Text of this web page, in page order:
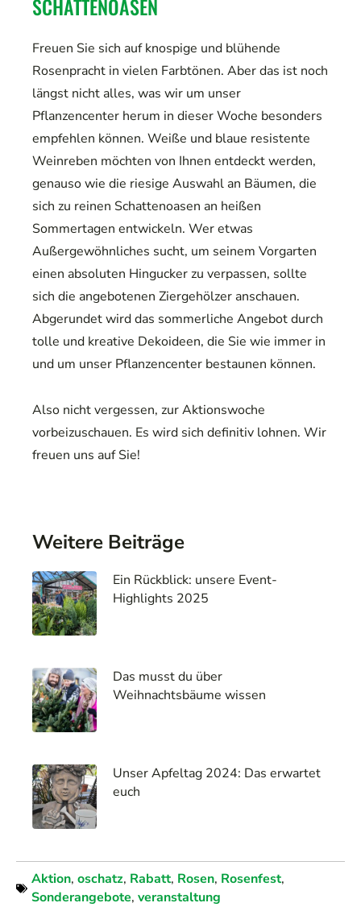
SCHATTENOASEN
Freuen Sie sich auf knospige und blühende
Rosenpracht in vielen Farbtönen. Aber das ist noch
längst nicht alles, was wir um unser
Pflanzencenter herum in dieser Woche besonders
empfehlen können. Weiße und blaue resistente
Weinreben möchten von Ihnen entdeckt werden,
genauso wie die riesige Auswahl an Bäumen, die
sich zu reinen Schattenoasen an heißen
Sommertagen entwickeln. Wer etwas
Außergewöhnliches sucht, um seinem Vorgarten
einen absoluten Hingucker zu verpassen, sollte
sich die angebotenen Ziergehölzer anschauen.
Abgerundet wird das sommerliche Angebot durch
tolle und kreative Dekoideen, die Sie wie immer in
und um unser Pflanzencenter bestaunen können.
Also nicht vergessen, zur Aktionswoche
vorbeizuschauen. Es wird sich definitiv lohnen. Wir
freuen uns auf Sie!
Weitere Beiträge
Ein Rückblick: unsere Event-
Highlights 2025
Das musst du über
Weihnachtsbäume wissen
Unser Apfeltag 2024: Das erwartet
euch
Aktion, oschatz, Rabatt, Rosen, Rosenfest,
Sonderangebote, veranstaltung